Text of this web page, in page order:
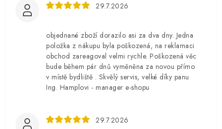
29.7.2026
objednané zboží dorazilo asi za dva dny. Jedna
položka z nákupu byla poškozená, na reklamaci
obchod zareagoval velmi rychle. Poškozená věc
bude během pár dnů vyměněna za novou přímo
v místě bydliště . Skvělý servis, velké díky panu
Ing. Hamplovi - manager e-shopu
29.7.2026